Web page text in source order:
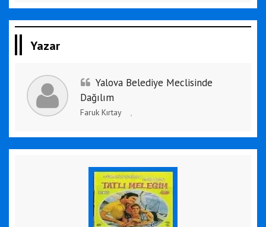
Yazar
Yalova Belediye Meclisinde
Dağılım
Faruk Kırtay ,